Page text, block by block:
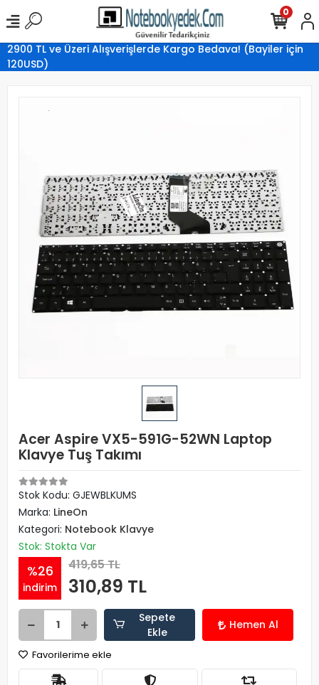
2900 TL ve Üzeri Alışverişlerde Kargo Bedava! (Bayiler için
120USD)
0
Acer Aspire VX5-591G-52WN Laptop
Klavye Tuş Takımı
Stok Kodu: GJEWBLKUMS
Marka: LineOn
Kategori: Notebook Klavye
Stok: Stokta Var
%26
indirim
419,65 TL
310,89 TL
Sepete
Ekle
Hemen Al
Favorilerime ekle